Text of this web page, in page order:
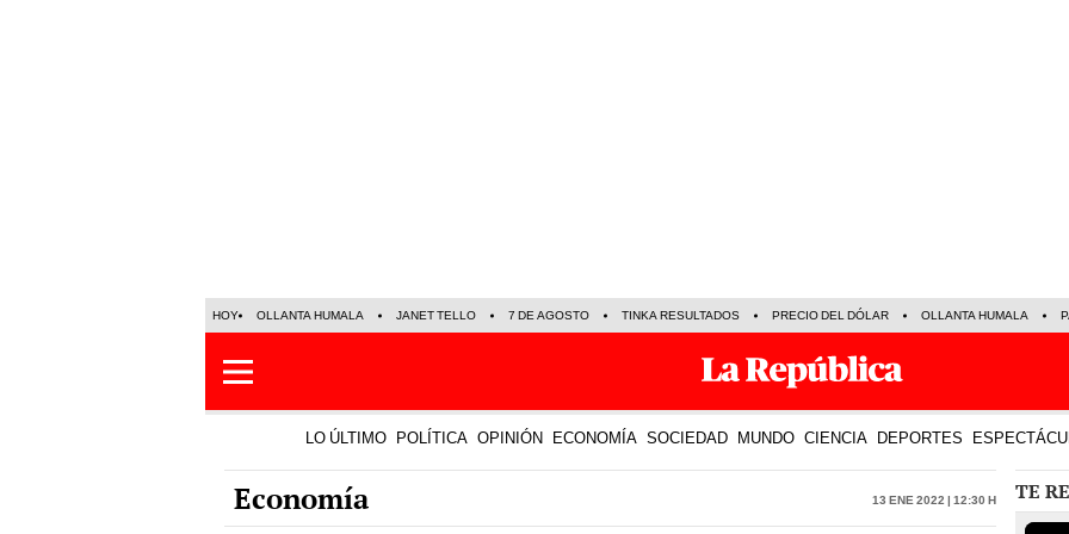
HOY OLLANTA HUMALA JANET TELLO 7 DE AGOSTO TINKA RESULTADOS PRECIO DEL DÓLAR OLLANTA HUMALA
LO ÚLTIMO POLÍTICA OPINIÓN ECONOMÍA SOCIEDAD MUNDO CIENCIA DEPORTES
Economía 13 Ene 2022 | 12:30 h TE